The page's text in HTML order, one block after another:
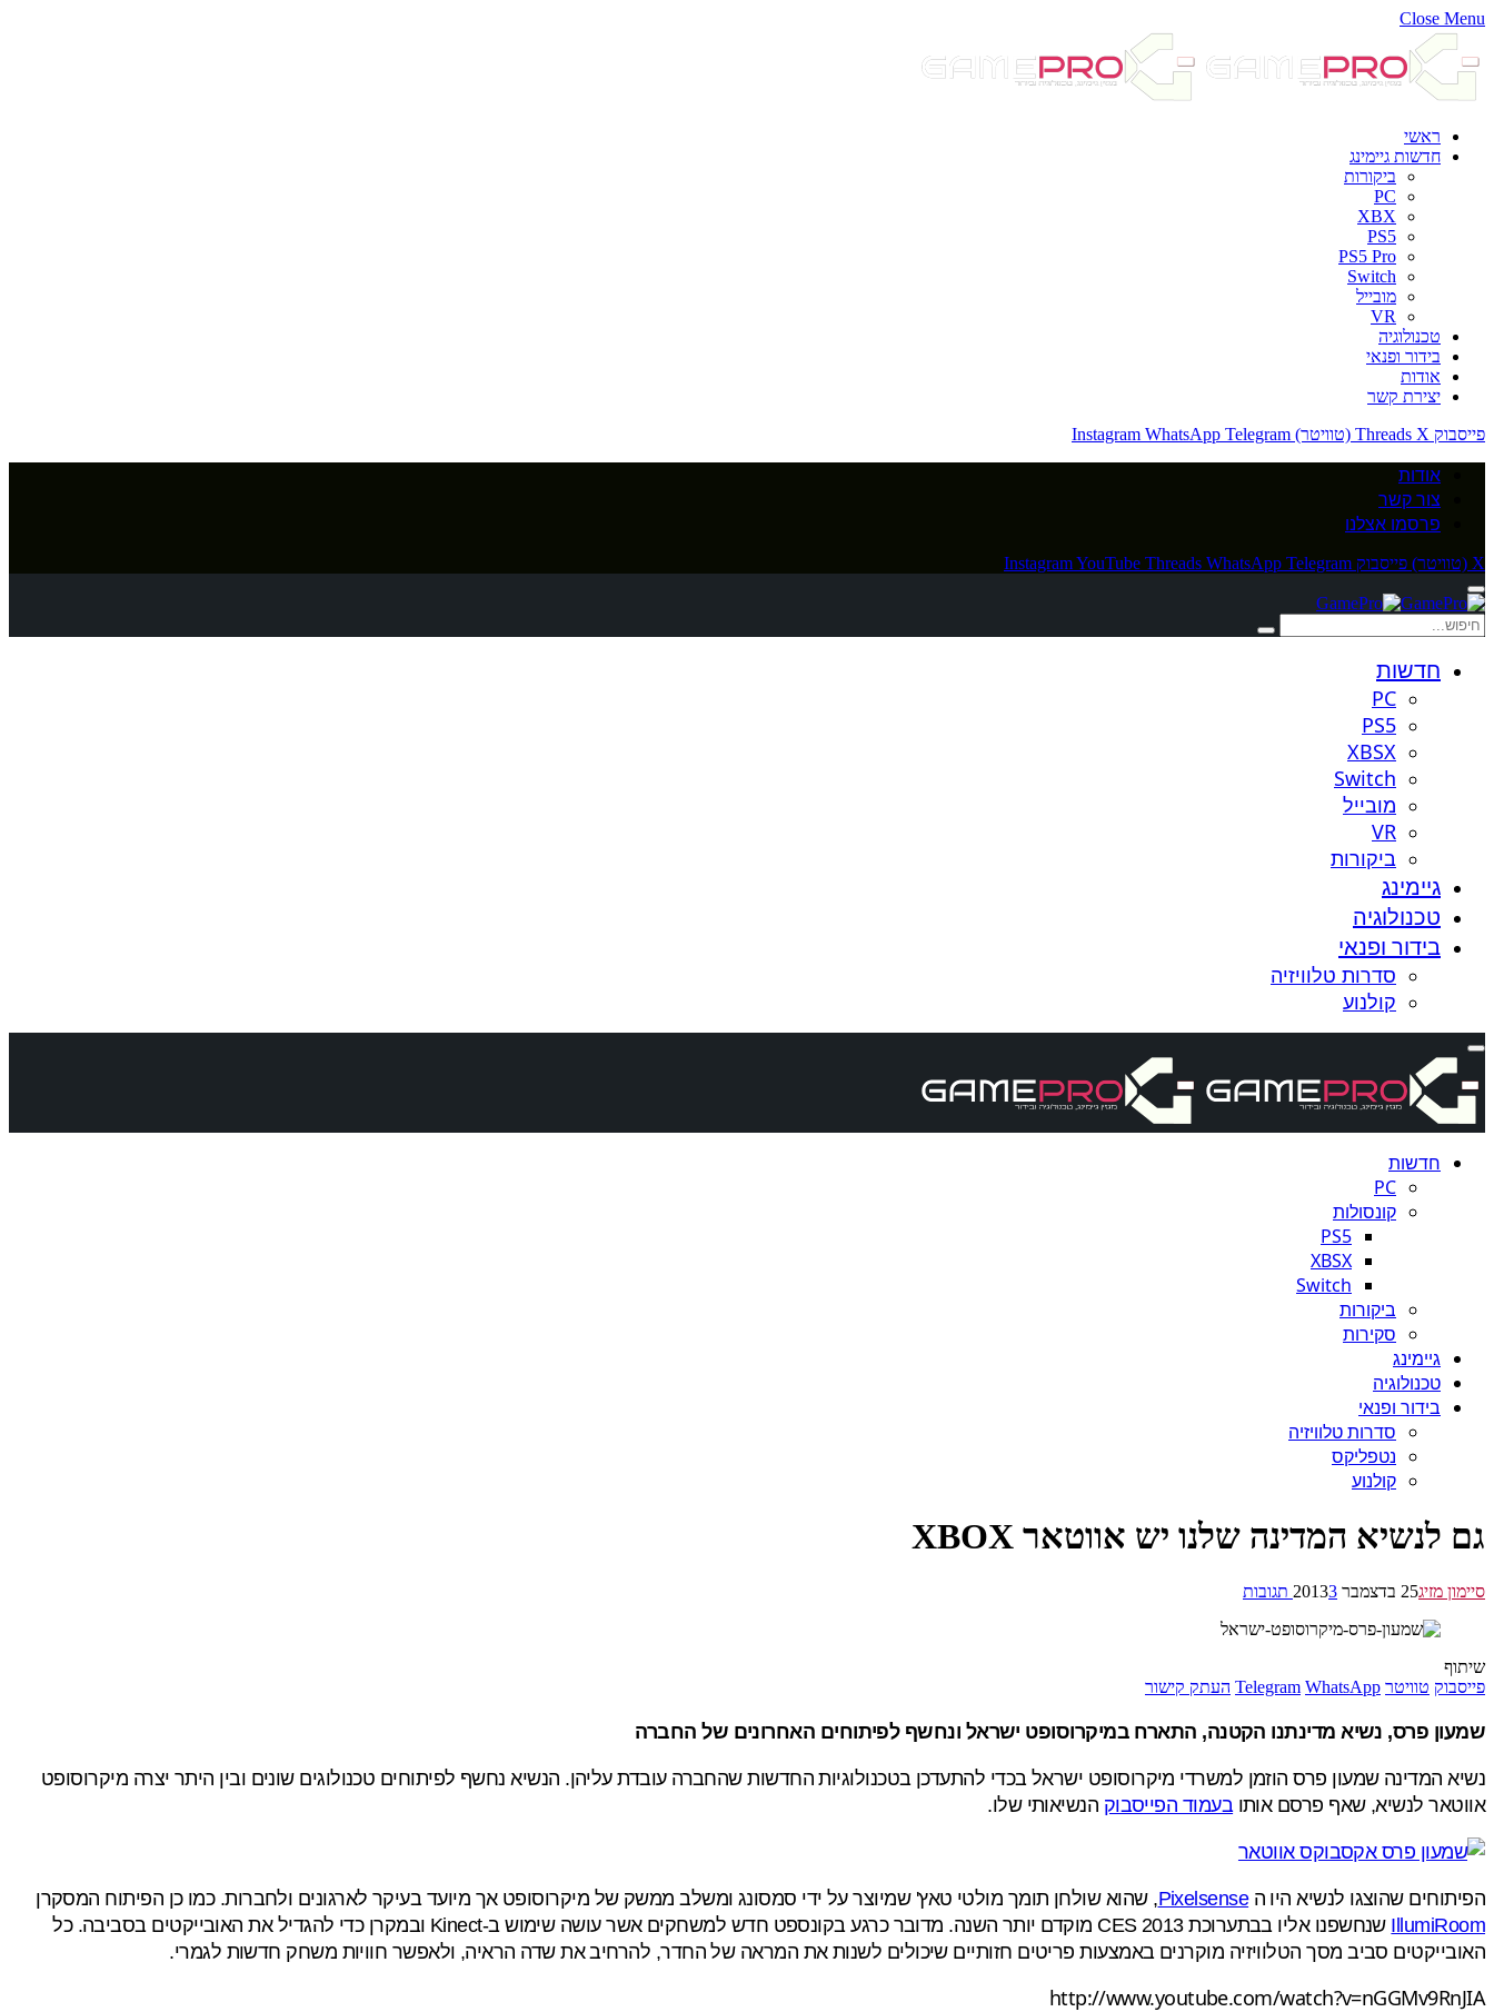
Close Menu
ראשי
חדשות גיימינג
ביקורות
PC
XBX
PS5
PS5 Pro
Switch
מובייל
VR
טכנולוגיה
בידור ופנאי
אודות
יצירת קשר
פייסבוק
Threads X (טוויטר) Instagram WhatsApp Telegram
אודות
צור קשר
פרסמו אצלנו
X (טוויטר) פייסבוק InstagramYouTube Threads WhatsApp Telegram
חדשות
PC
PS5
XBSX
Switch
מובייל
VR
ביקורות
גיימינג
טכנולוגיה
בידור ופנאי
סדרות טלוויזיה
קולנוע
חדשות
PC
קונסולות
PS5
XBSX
Switch
ביקורות
סקירות
גיימינג
טכנולוגיה
בידור ופנאי
סדרות טלוויזיה
נטפליקס
קולנוע
גם לנשיא המדינה שלנו יש אווטאר XBOX
סיימון מזיג25 בדצמבר 2013 3 תגובות
שיתוף
פייסבוק טוויטר Telegram WhatsApp העתק קישור
שמעון פרס, נשיא מדינתנו הקטנה, התארח במיקרוסופט ישראל ונחשף לפיתוחים האחרונים של החברה
נשיא המדינה שמעון פרס הוזמן למשרדי מיקרוסופט ישראל בכדי להתעדכן בטכנולוגיות החדשות שהחברה עובדת עליהן. הנשיא נחשף לפיתוחים טכנולוגים שונים ובין היתר יצרה מיקרוסופט
אווטאר לנשיא, שאף פרסם אותו בעמוד הפייסבוק הנשיאותי שלו.
הפיתוחים שהוצגו לנשיא היו הPixelsense, שהוא שולחן תומך מולטי טאץ' שמיוצר על ידי סמסונג ומשלב ממשק של מיקרוסופט אך מיועד בעיקר לארגונים ולחברות. כמו כן הפיתוח המסקרן
IllumiRoom
שנחשפנו אליו בבתערוכת CES 2013 מוקדם יותר השנה. מדובר כרגע בקונספט חדש למשחקים אשר עושה שימוש ב-Kinect ובמקרן כדי להגדיל את האובייקטים בסביבה. כל
האובייקטים סביב מסך הטלוויזיה מוקרנים באמצעות פריטים חזותיים שיכולים לשנות את המראה של החדר, להרחיב את שדה הראיה, ולאפשר חוויות משחק חדשות לגמרי.
http://www.youtube.com/watch?v=nGGMv9RnJIA